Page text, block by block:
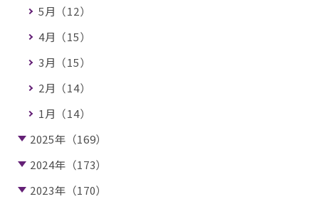
5月（12）
4月（15）
3月（15）
2月（14）
1月（14）
2025年（169）
2024年（173）
2023年（170）